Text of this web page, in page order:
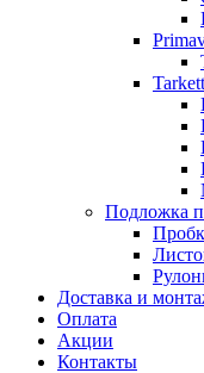
Tarkett
Подложка
Доставка и
Оплата
Акции
Контакты